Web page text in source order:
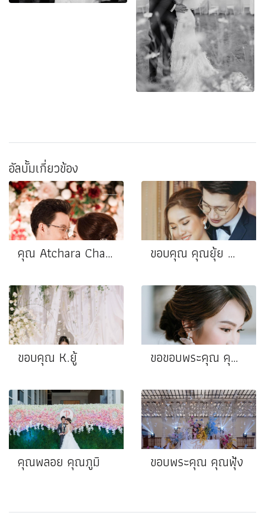
อัลบั้มเกี่ยวข้อง
คุณ Atchara Chakkapong ขอบคุณ คุณยุ้ย ❤️ คุณปุย
ขอบคุณ K.ยู้ ขอขอบพระคุณ คุณแอน ❤️ คุณเบนซ์
คุณพลอย คุณภูมิ ขอบพระคุณ คุณฟุ้ง